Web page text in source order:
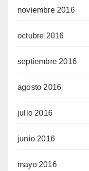
noviembre 2016
octubre 2016
septiembre 2016
agosto 2016
julio 2016
junio 2016
mayo 2016